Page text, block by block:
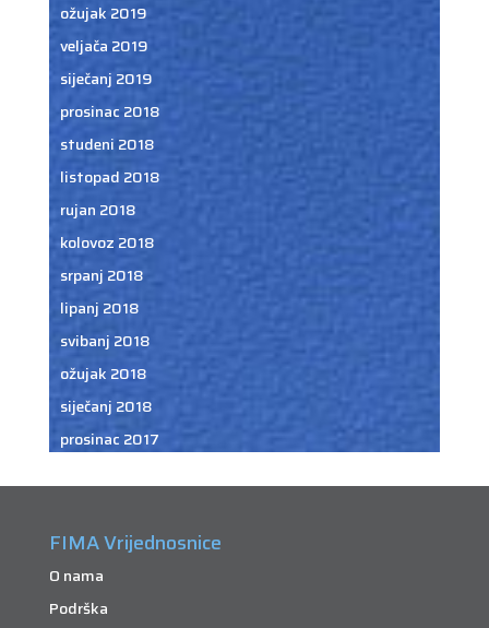
ožujak 2019
veljača 2019
siječanj 2019
prosinac 2018
studeni 2018
listopad 2018
rujan 2018
kolovoz 2018
srpanj 2018
lipanj 2018
svibanj 2018
ožujak 2018
siječanj 2018
prosinac 2017
FIMA Vrijednosnice
O nama
Podrška